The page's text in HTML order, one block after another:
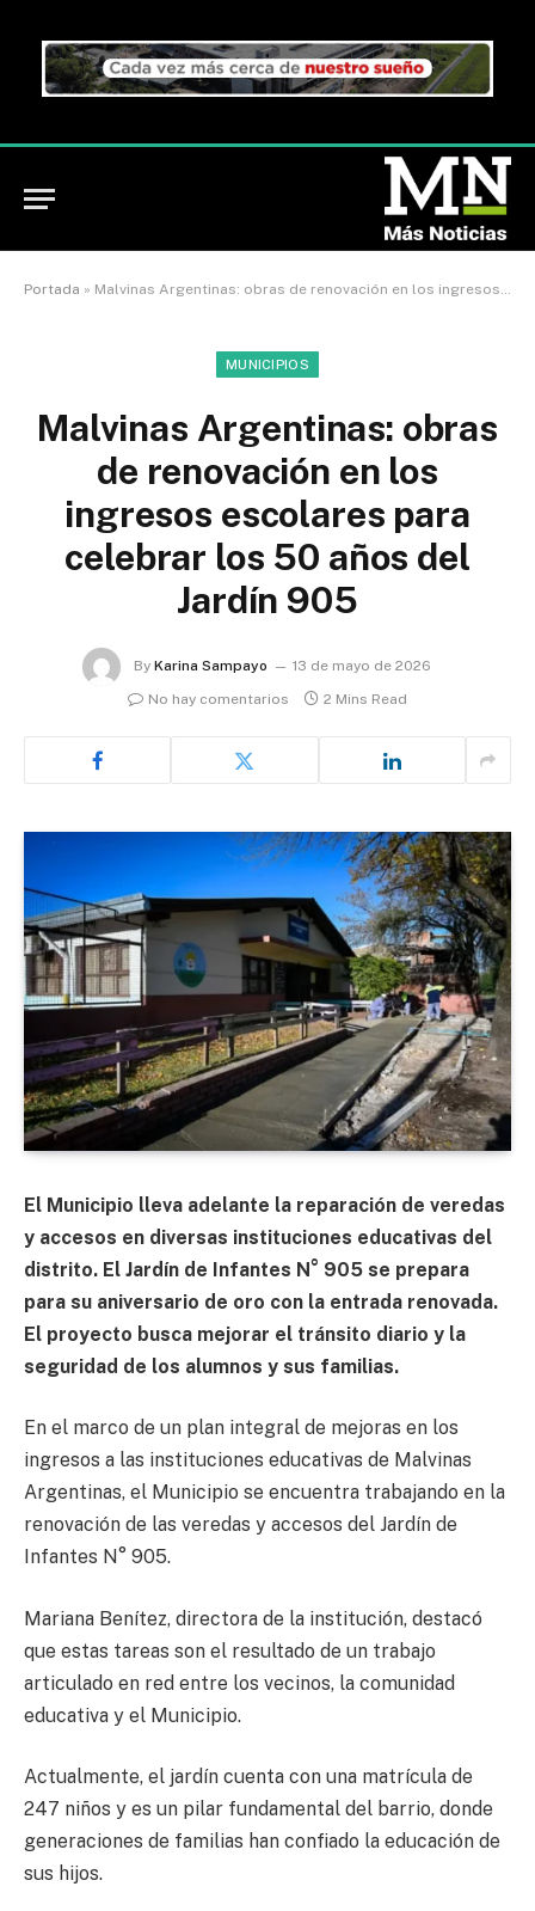
Portada » Malvinas Argentinas: obras de renovación en los ingresos escolares para celebrar los 50 años del Jardín 905
MUNICIPIOS
Malvinas Argentinas: obras
de renovación en los
ingresos escolares para
celebrar los 50 años del
Jardín 905
By Karina Sampayo
13 de mayo de 2026
No hay comentarios
2 Mins Read
El Municipio lleva adelante la reparación de veredas
y accesos en diversas instituciones educativas del
distrito. El Jardín de Infantes N° 905 se prepara
para su aniversario de oro con la entrada renovada.
El proyecto busca mejorar el tránsito diario y la
seguridad de los alumnos y sus familias.
En el marco de un plan integral de mejoras en los
ingresos a las instituciones educativas de Malvinas
Argentinas, el Municipio se encuentra trabajando en la
renovación de las veredas y accesos del Jardín de
Infantes N° 905.
Mariana Benítez, directora de la institución, destacó
que estas tareas son el resultado de un trabajo
articulado en red entre los vecinos, la comunidad
educativa y el Municipio.
Actualmente, el jardín cuenta con una matrícula de
247 niños y es un pilar fundamental del barrio, donde
generaciones de familias han confiado la educación de
sus hijos.